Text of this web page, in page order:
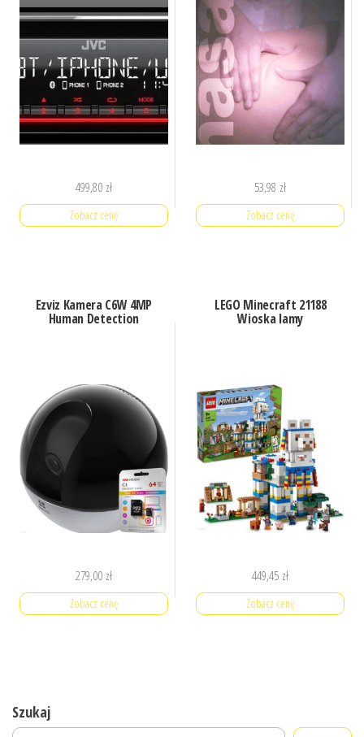
499,80 zł
Zobacz cenę
53,98 zł
Zobacz cenę
Ezviz Kamera C6W 4MP
Human Detection
279,00 zł
Zobacz cenę
LEGO Minecraft 21188
Wioska lamy
449,45 zł
Zobacz cenę
Szukaj